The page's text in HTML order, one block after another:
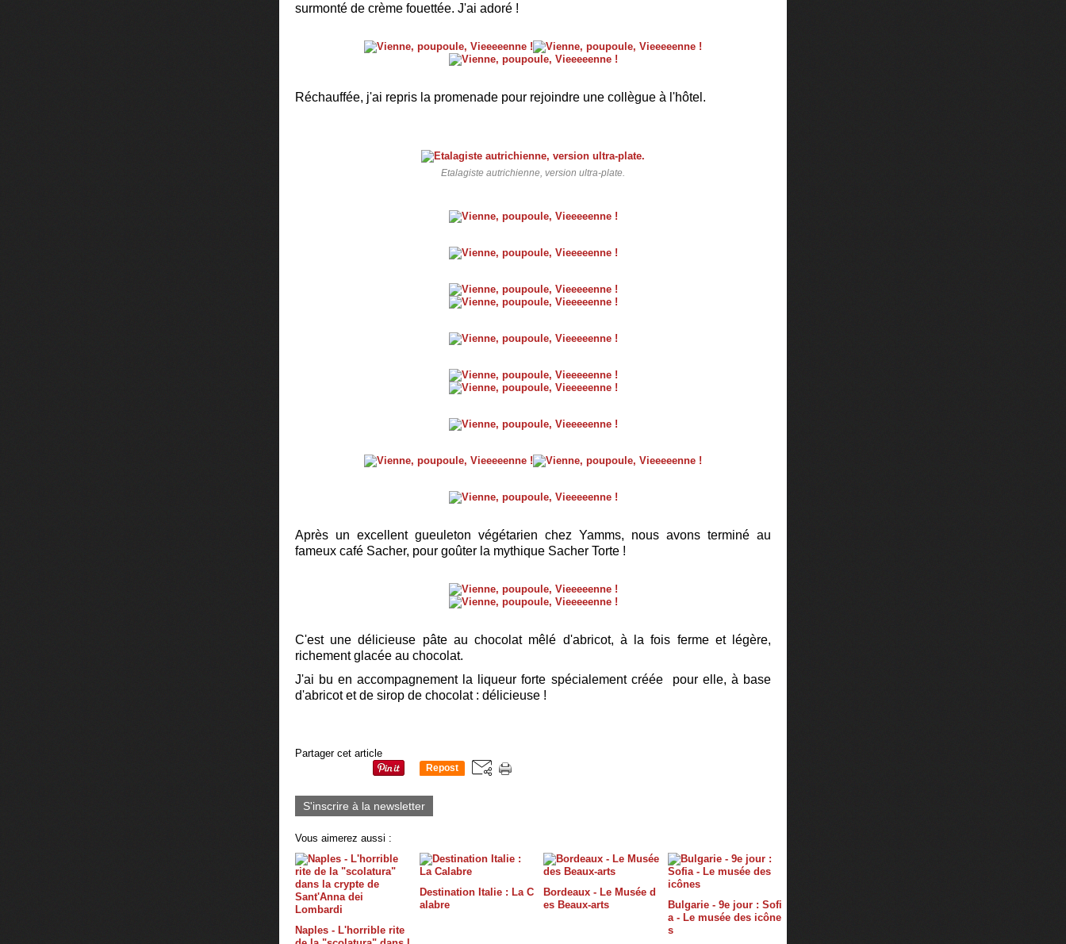
surmonté de crème fouettée. J'ai adoré !
Réchauffée, j'ai repris la promenade pour rejoindre une collègue à l'hôtel.
Etalagiste autrichienne, version ultra-plate.
Après un excellent gueuleton végétarien chez Yamms, nous avons terminé au
fameux café Sacher, pour goûter la mythique Sacher Torte !
C'est une délicieuse pâte au chocolat mêlé d'abricot, à la fois ferme et légère,
richement glacée au chocolat.
J'ai bu en accompagnement la liqueur forte spécialement créée pour elle, à base
d'abricot et de sirop de chocolat : délicieuse !
Partager cet article
Repost
S'inscrire à la newsletter
Vous aimerez aussi :
Naples - L'horrible rite
Destination Italie : La C
alabre
Bordeaux - Le Musée d
es Beaux-arts
Bulgarie - 9e jour : Sofi
a - Le musée des icône
s